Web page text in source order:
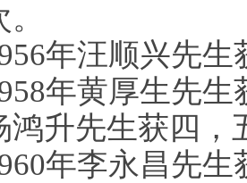
年汪顺兴先生
年黄厚生先生
鸿升先生获四，
年李永昌先生